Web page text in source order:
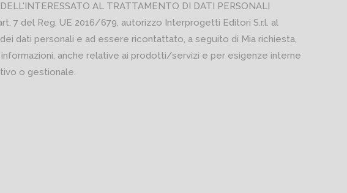
AL TRATTAMENTO DI DATI PERSONALI
7 del Reg. UE 2016/679, autorizzo Interprogetti Editori S.r.l. al
dati personali e ad essere ricontattato, a seguito di Mia richiesta,
anche relative ai prodotti/servizi e per esigenze interne
o gestionale.